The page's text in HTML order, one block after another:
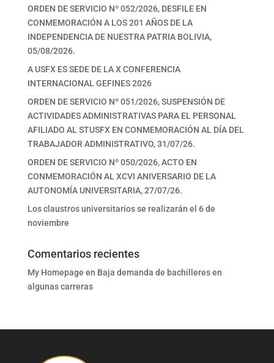
ORDEN DE SERVICIO Nº 052/2026, DESFILE EN
CONMEMORACIÓN A LOS 201 AÑOS DE LA
INDEPENDENCIA DE NUESTRA PATRIA BOLIVIA,
05/08/2026.
A USFX ES SEDE DE LA X CONFERENCIA
INTERNACIONAL GEFINES 2026
ORDEN DE SERVICIO Nº 051/2026, SUSPENSIÓN DE
ACTIVIDADES ADMINISTRATIVAS PARA EL PERSONAL
AFILIADO AL STUSFX EN CONMEMORACIÓN AL DÍA DEL
TRABAJADOR ADMINISTRATIVO, 31/07/26.
ORDEN DE SERVICIO Nº 050/2026, ACTO EN
CONMEMORACIÓN AL XCVI ANIVERSARIO DE LA
AUTONOMÍA UNIVERSITARIA, 27/07/26.
Los claustros universitarios se realizarán el 6 de
noviembre
Comentarios recientes
My Homepage en Baja demanda de bachilleres en
algunas carreras